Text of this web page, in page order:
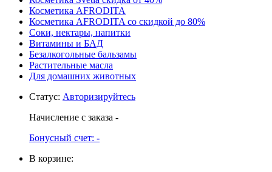
Косметика AFRODITA
Косметика AFRODITA со скидкой до 80%
Соки, нектары, напитки
Витамины и БАД
Безалкогольные бальзамы
Растительные масла
Для домашних животных
Статус: Авторизируйтесь
Начисление с заказа -
Бонусный счет: -
В корзине: